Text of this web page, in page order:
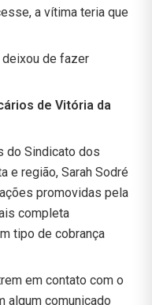
a vítima teria que
de fazer
de Vitória da
do Sindicato dos
e região, Sarah Sodré
promovidas pela
completa
tipo de cobrança
em contato com o
algum comunicado